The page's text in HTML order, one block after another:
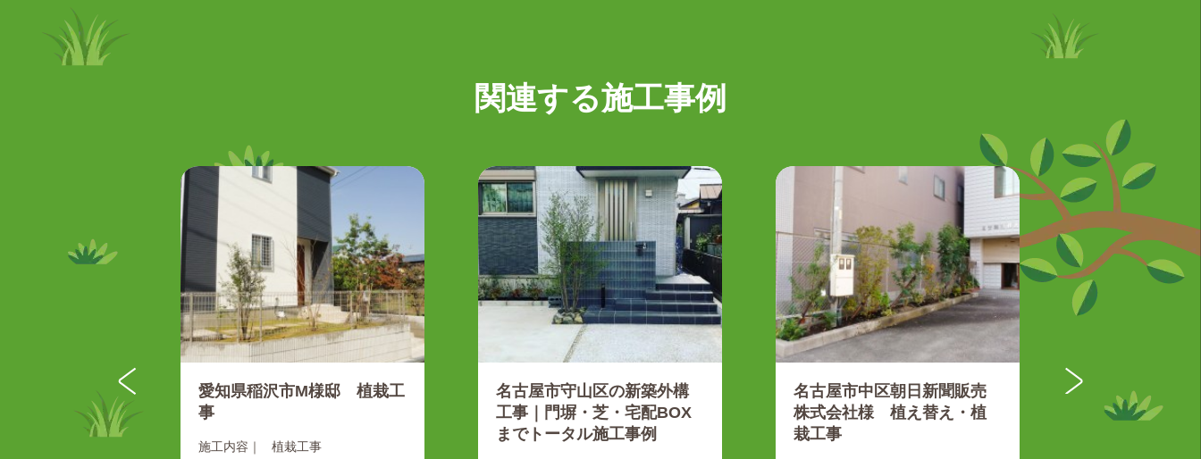
関連する施工事例
愛知県稲沢市M様邸 植栽工
事
施工内容｜ 植栽工事
名古屋市守山区の新築外構
工事｜門塀・芝・宅配BOX
までトータル施工事例
名古屋市中区朝日新聞販売
株式会社様 植え替え・植
栽工事
愛知県江南
事